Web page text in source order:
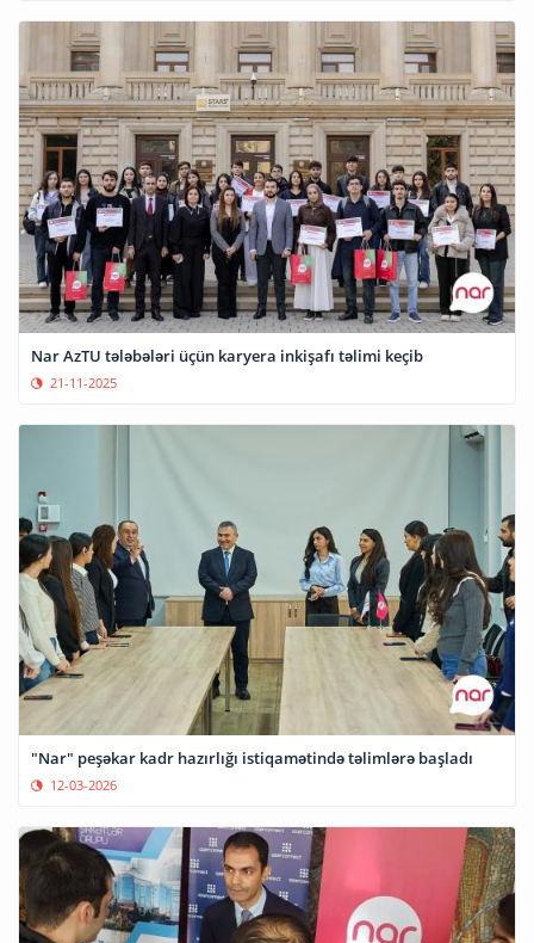
Nar AzTU tələbələri üçün karyera inkişafı təlimi keçib
21-11-2025
"Nar" peşəkar kadr hazırlığı istiqamətində təlimlərə başladı
12-03-2026